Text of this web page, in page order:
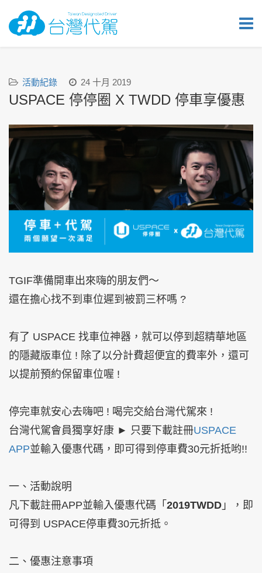
活動紀錄 24 十月 2019
USPACE 停停圈 X TWDD 停車享優惠
TGIF準備開車出來嗨的朋友們～
還在擔心找不到車位遲到被罰三杯嗎 ?
有了 USPACE 找車位神器，就可以停到超精華地區
的隱藏版車位 ! 除了以分計費超便宜的費率外，還可
以提前預約保留車位喔 !
停完車就安心去嗨吧 ! 喝完交給台灣代駕來 !
台灣代駕會員獨享好康 ► 只要下載註冊USPACE
APP並輸入優惠代碼，即可得到 停車費30元折抵哟!!
一、活動說明
凡下載註冊APP並輸入優惠代碼「 2019TWDD 」，即
可得到 USPACE停車費30元折抵。
二、優惠注意事項